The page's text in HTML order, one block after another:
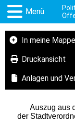
Menü
In meine
Druckansicht
Anlagen und
Auszug aus
der